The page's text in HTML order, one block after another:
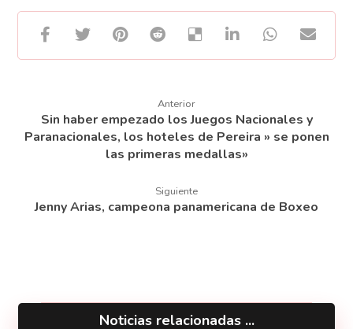
Anterior
Sin haber empezado los Juegos Nacionales y
Paranacionales, los hoteles de Pereira » se ponen
las primeras medallas»
Siguiente
Jenny Arias, campeona panamericana de Boxeo
Noticias relacionadas ...